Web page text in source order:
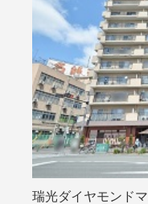
瑞光ダイヤモンド